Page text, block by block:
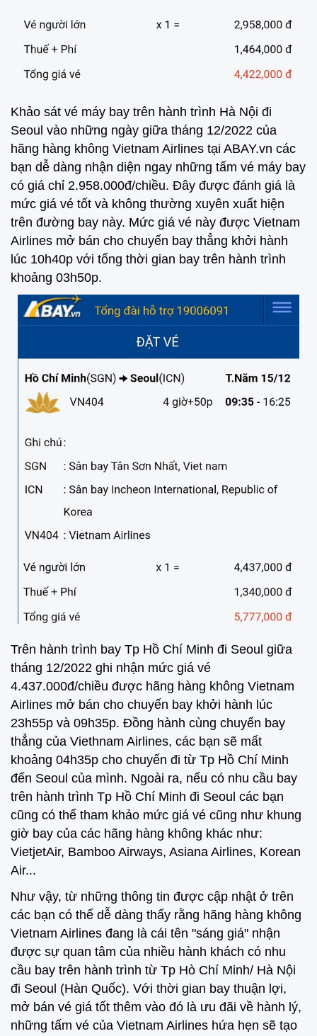
Khảo sát vé máy bay trên hành trình Hà Nội đi
Seoul vào những ngày giữa tháng 12/2022 của
hãng hàng không Vietnam Airlines tại ABAY.vn các
bạn dễ dàng nhận diện ngay những tấm vé máy bay
có giá chỉ 2.958.000đ/chiều. Đây được đánh giá là
mức giá vé tốt và không thường xuyên xuất hiện
trên đường bay này. Mức giá vé này được Vietnam
Airlines mở bán cho chuyến bay thẳng khởi hành
lúc 10h40p với tổng thời gian bay trên hành trình
khoảng 03h50p.
Trên hành trình bay Tp Hồ Chí Minh đi Seoul giữa
tháng 12/2022 ghi nhận mức giá vé
4.437.000đ/chiều được hãng hàng không Vietnam
Airlines mở bán cho chuyến bay khởi hành lúc
23h55p và 09h35p. Đồng hành cùng chuyến bay
thẳng của Viethnam Airlines, các bạn sẽ mất
khoảng 04h35p cho chuyến đi từ Tp Hồ Chí Minh
đến Seoul của mình. Ngoài ra, nếu có nhu cầu bay
trên hành trình Tp Hồ Chí Minh đi Seoul các bạn
cũng có thể tham khảo mức giá vé cũng như khung
giờ bay của các hãng hàng không khác như:
VietjetAir, Bamboo Airways, Asiana Airlines, Korean
Air...
Như vậy, từ những thông tin được cập nhật ở trên
các bạn có thể dễ dàng thấy rằng hãng hàng không
Vietnam Airlines đang là cái tên "sáng giá" nhận
được sự quan tâm của nhiều hành khách có nhu
cầu bay trên hành trình từ Tp Hò Chí Minh/ Hà Nội
đi Seoul (Hàn Quốc). Với thời gian bay thuận lợi,
mở bán vé giá tốt thêm vào đó là ưu đãi về hành lý,
những tấm vé của Vietnam Airlines hứa hẹn sẽ tạo